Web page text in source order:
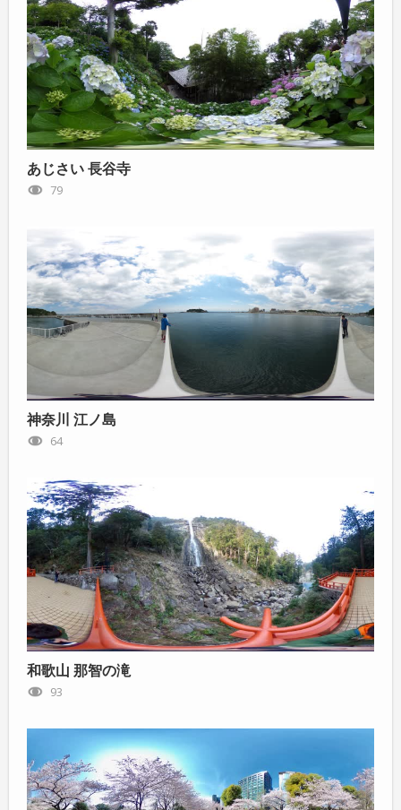
あじさい 長谷寺
79
神奈川 江ノ島
64
和歌山 那智の滝
93